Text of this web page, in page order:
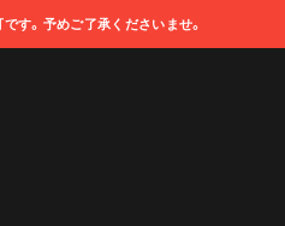
す。予めご了承くださいませ。